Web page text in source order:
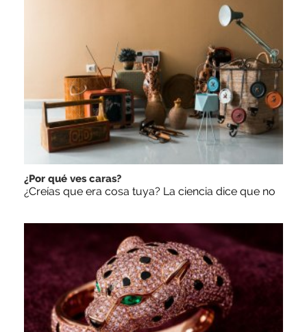
¿Por qué ves caras?
¿Creías que era cosa tuya? La ciencia dice que no